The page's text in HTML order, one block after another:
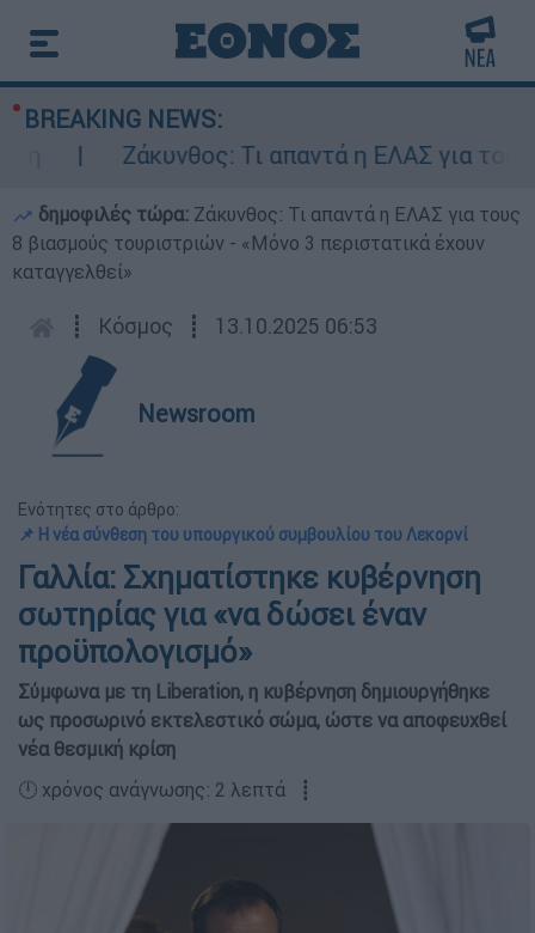
BREAKING NEWS:
Ζάκυνθος: Τι απαντά η ΕΛΑΣ για τους 8
δημοφιλές τώρα: Ζάκυνθος: Τι απαντά η ΕΛΑΣ για τους
8 βιασμούς τουριστριών - «Μόνο 3 περιστατικά έχουν
καταγγελθεί»
┋ Κόσμος ┋ 13.10.2025 06:53
Newsroom
Ενότητες στο άρθρο:
📌 Η νέα σύνθεση του υπουργικού συμβουλίου του Λεκορνί
Γαλλία: Σχηματίστηκε κυβέρνηση
σωτηρίας για «να δώσει έναν
προϋπολογισμό»
Σύμφωνα με τη Liberation, η κυβέρνηση δημιουργήθηκε
ως προσωρινό εκτελεστικό σώμα, ώστε να αποφευχθεί
νέα θεσμική κρίση
🕛 χρόνος ανάγνωσης: 2 λεπτά ┋